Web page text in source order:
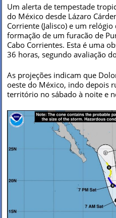
Um alerta de tempestade
do México desde Lázaro
Corriente (Jalisco) e um
formação de um furacão de
Cabo Corrientes. Esta é uma
36 horas, segundo avaliação
As projeções indicam que
oeste do México, indo depois
território no sábado à noite e